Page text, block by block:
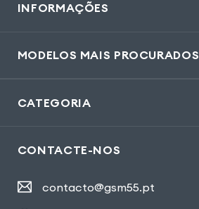
INFORMAÇÕES
MODELOS MAIS PROCURADOS
CATEGORIA
CONTACTE-NOS
contacto@gsm55.pt